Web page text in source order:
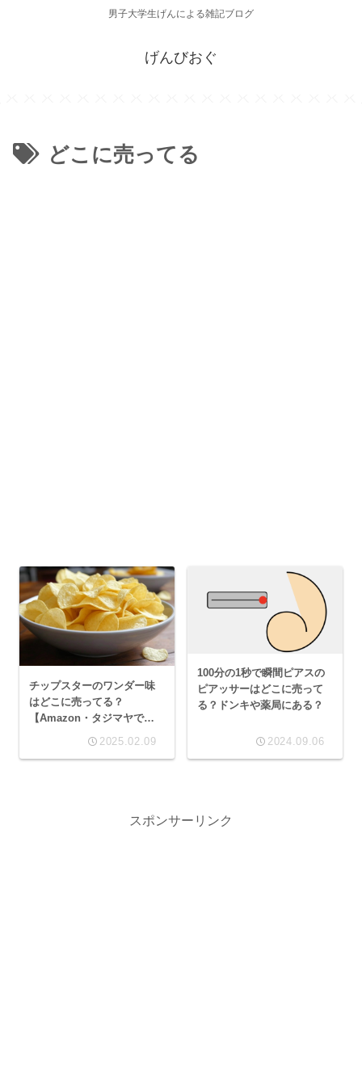
男子大学生げんによる雑記ブログ
げんびおぐ
どこに売ってる
チップスターのワンダー味
はどこに売ってる？
【Amazon・タジマヤで買
ーの詳細解説】
2025.02.09
100分の1秒で瞬間ピアスの
ピアッサーはどこに売って
る？ドンキや薬局にある？
2024.09.06
スポンサーリンク